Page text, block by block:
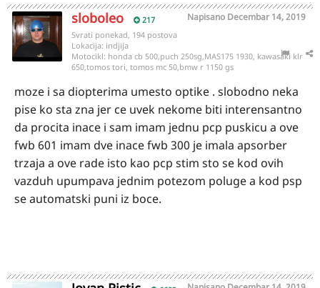
sloboleo 217 Napisano Decembar 14, 2019
Svrati ponekad, 194 postova
Lokacija: indjija
Motocikl: honda cb 500,puch 250sg,MAS175 1930, kawasaki klr
650,tomos tori, tomos mc 50,bmw r 1150 gs
moze i sa diopterima umesto optike . slobodno neka
pise ko sta zna jer ce uvek nekome biti interensantno
da procita inace i sam imam jednu pcp puskicu a ove
fwb 601 imam dve inace fwb 300 je imala apsorber
trzaja a ove rade isto kao pcp stim sto se kod ovih
vazduh upumpava jednim potezom poluge a kod psp
se automatski puni iz boce.